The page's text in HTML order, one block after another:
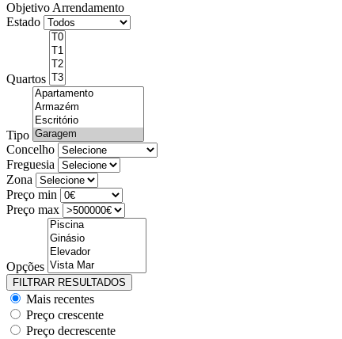
Objetivo Arrendamento
Estado
Quartos
Tipo
Concelho
Freguesia
Zona
Preço min
Preço max
Opções
Mais recentes
Preço crescente
Preço decrescente